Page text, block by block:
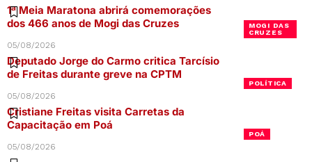
MOGI DAS
CRUZES
1ª Meia Maratona abrirá comemorações
dos 466 anos de Mogi das Cruzes
05/08/2026
POLÍTICA
Deputado Jorge do Carmo critica Tarcísio
de Freitas durante greve na CPTM
05/08/2026
POÁ
Cristiane Freitas visita Carretas da
Capacitação em Poá
05/08/2026